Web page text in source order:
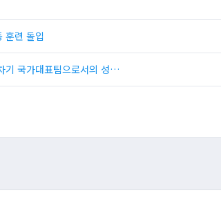
훈련 돌입
기 국가대표팀으로서의 성…